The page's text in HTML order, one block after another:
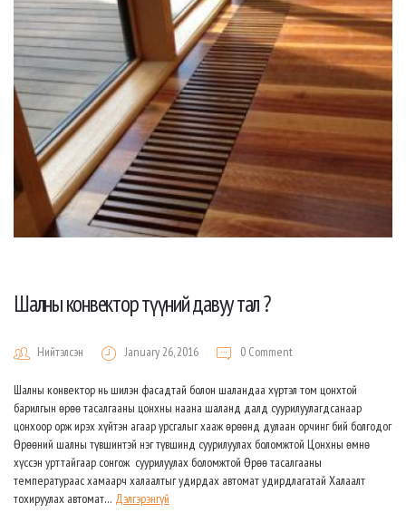
Шалны конвектор түүний давуу тал ?
Нийтэлсэн January 26, 2016 0 Comment
Шалны конвектор нь шилэн фасадтай болон шаландаа хүртэл том цонхтой
барилгын өрөө тасалгааны цонхны наана шаланд далд суурилуулагдсанаар
цонхоор орж ирэх хүйтэн агаар урсгалыг хааж өрөөнд дулаан орчинг бий болгодог.
Өрөөний шалны түвшинтэй нэг түвшинд суурилуулах боломжтой Цонхны өмнө
хүссэн урттайгаар сонгож суурилуулах боломжтой Өрөө тасалгааны
температураас хамаарч халаалтыг удирдах автомат удирдлагатай Халаалт
тохируулах автомат… Дэлгэрэнгүй